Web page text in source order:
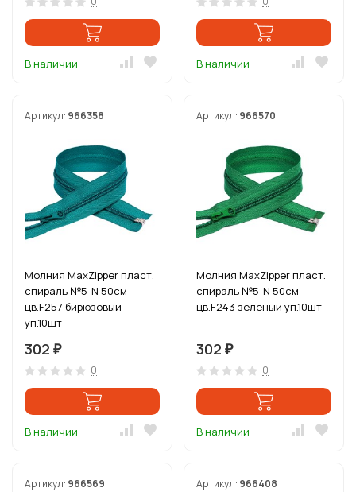
В наличии В наличии
Артикул: 966358
Молния MaxZipper пласт.
спираль №5-N 50см
цв.F257 бирюзовый
уп.10шт
302 ₽
0
В наличии
Артикул: 966570
Молния MaxZipper пласт.
спираль №5-N 50см
цв.F243 зеленый уп.10шт
302 ₽
0
В наличии
Артикул: 966569 Артикул: 966408